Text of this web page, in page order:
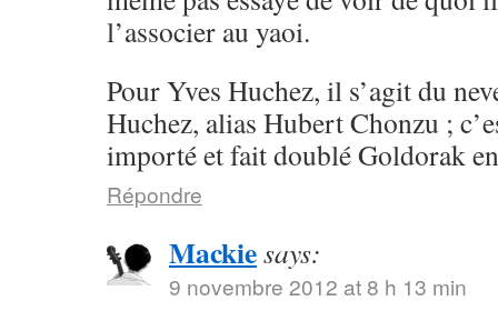
l’associer au yaoi.
Pour Yves Huchez, il s’agit du
Huchez, alias Hubert Chonzu ;
importé et fait doublé Goldorak
Répondre
Mackiesays:
9 novembre 2012 at 8 h 13 min